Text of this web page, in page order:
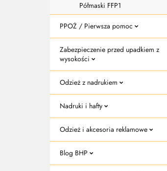
Półmaski FFP1
PPOŻ / Pierwsza pomoc
Zabezpieczenie przed upadkiem z
wysokości
Odzież z nadrukiem
Nadruki i hafty
Odzież i akcesoria reklamowe
Blog BHP